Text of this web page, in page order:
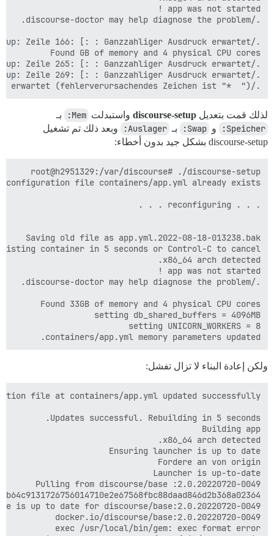
./discourse-setup: Zeile 273: 256 *  : Syntaxfehler: Operator erwartet (fehlerverursachendes Zeichen ist "*  ")
لذلك قمت بتعديل discourse-setup واستبدلت Mem: بـ
Speicher: و Swap: بـ Auslager:
وبعد ذلك تم تشغيل
discourse-setup بشكل جيد بدون أخطاء:
containers/app.yml memory parameters updated.
ولكن إعادة البناء لا تزال تفشل: